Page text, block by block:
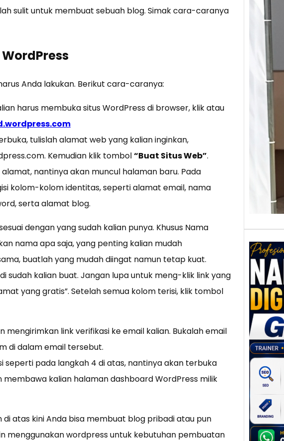
sulit untuk membuat sebuah blog. Simak cara-caranya
Anda lakukan. Berikut cara-caranya:
harus membuka situs WordPress di browser, klik atau
tulislah alamat web yang kalian inginkan,
Kemudian klik tombol“Buat Situs Web”.
nantinya akan muncul halaman baru. Pada
kolom-kolom identitas, seperti alamat email, nama
serta alamat blog.
dengan yang sudah kalian punya. Khusus Nama
nama apa saja, yang penting kalian mudah
buatlah yang mudah diingat namun tetap kuat.
sudah kalian buat. Jangan lupa untuk meng-klik link yang
yang gratis”. Setelah semua kolom terisi, klik tombol
mengirimkan link verifikasi ke email kalian. Bukalah email
di dalam email tersebut.
seperti pada langkah 4 di atas, nantinya akan terbuka
kalian halaman dashboard WordPress milik
atas kini Anda bisa membuat blog pribadi atau pun
menggunakan wordpress untuk kebutuhan pembuatan